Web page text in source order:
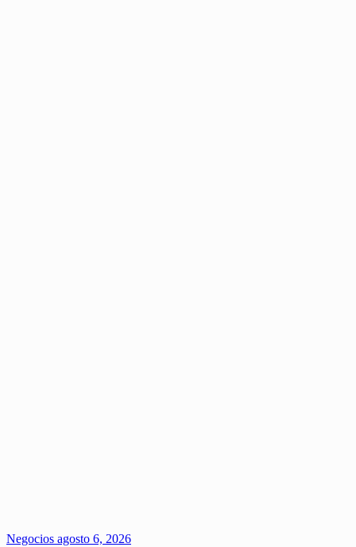
Negocios agosto 6, 2026